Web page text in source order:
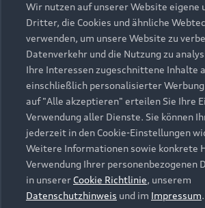
Alle Modelle
Modelle vergleichen
Elektromodelle
Plug-in-Hybride
Kaufen & leasen
Neuwagensuche
Gebrauchtwagensuche
Gebrauchtwagen
Finanzierung
Aktionen & Angebote
Geschäftskunden
Service & Zubehör
Saisonale Angebote
Audi Services
Garantie
Audi digital services
myAudi
Support
Kundenservice
Händlersuche
Audi Code
Über Audi
Unternehmen
Karriere
Wir nutzen auf unserer Website eigene
Dritter, die Cookies und ähnliche
verwenden, um unsere Website zu
Datenverkehr und die Nutzung zu
Ihre Interessen zugeschnittene Inhalte
einschließlich personalisierter
auf "Alle akzeptieren" erteilen Sie Ihre
Verwendung aller Dienste. Sie können
jederzeit in den Cookie-Einstellungen
Weitere Informationen sowie konkrete
Verwendung Ihrer personenbezogenen
in unserer Cookie Richtlinie, unserem
Datenschutzhinweis und im Impressum.